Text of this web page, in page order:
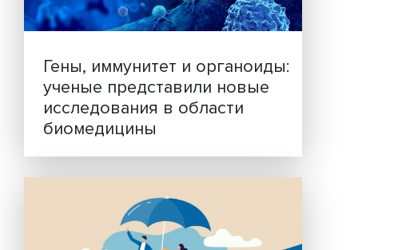
2026
–
в
152,9
–
Гены, иммунитет и
ученые представили